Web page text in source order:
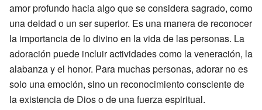
amor profundo hacia algo que se considera sagrado, como
una deidad o un ser superior. Es una manera de reconocer
la importancia de lo divino en la vida de las personas. La
adoración puede incluir actividades como la veneración, la
alabanza y el honor. Para muchas personas, adorar no es
solo una emoción, sino un reconocimiento consciente de
la existencia de Dios o de una fuerza espiritual.